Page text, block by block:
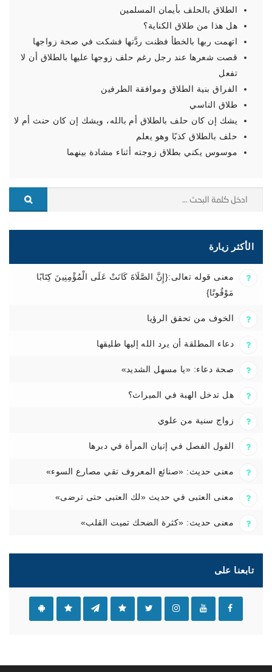
الطلاق بالحلف بأيمان المسلمين
هل هذا من طلاق الكناية؟
اتهمت ربها بالخطأ فظنت ردَّتها فشكت في صحة زواجها
قصت شعرها عند رجل رغم حلف زوجها عليها بالطلاق أن لا
تفعل
الفراق بنية الطلاق وموافقة الطرفين
طلاق الناسي
يشك إن كان حلف بالطلاق أم بالله، ويشك إن كان حنث أم لا
حلف بالطلاق كذبًا وهو يعلم
موسوس يكني بطلاق زوجته أثناء مشادة بينهما
الأكثر زيارة
معنى قوله تعالى:{إِنَّ الصَّلَاةَ كَانَتْ عَلَى الْمُؤْمِنِينَ كِتَابًا
مَوْقُوتًا}
الخوف من تحقق الرؤيا
دعاء المطلقة أن يرد الله إليها طليقها
صحة دعاء: «يا مسهل الشديد»
هل تدخل الهبة في الميراث؟
زواج سنية من علوي
القول الفصل في إتيان المرأة في دبرها
معنى حديث: «صنائع المعروف تقي مصارع السوء»
معنى العتبى في حديث «لك العتبى حتى ترضى»
معنى حديث: «كثرة الضحك تميت القلب»
تابعنا على